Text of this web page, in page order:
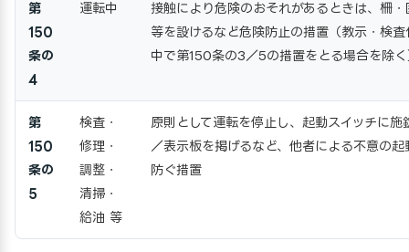
第
150
条の
4
運転中
接触により危険のおそれがあるときは、柵・
等を設けるなど危険防止の措置（教示・検査
中で第150条の3／5の措置をとる場合を除
第
150
条の
5
検査・
修理・
調整・
清掃・
給油 等
原則として運転を停止し、起動スイッチに施
／表示板を掲げるなど、他者による不意の起
防ぐ措置